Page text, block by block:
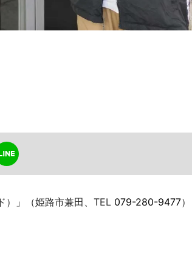
）」（姫路市兼田、TEL 079-280-9477）